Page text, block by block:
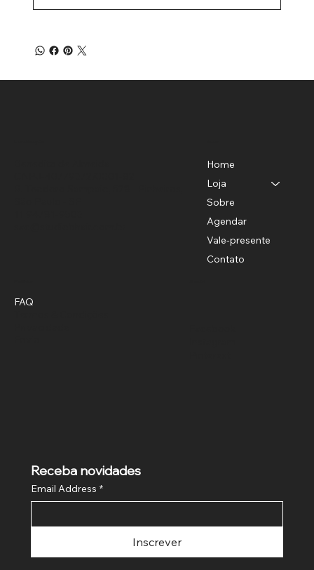
Home
Loja
Sobre
Agendar
Vale-presente
Contato
FAQ
Receba novidades
Email Address *
Inscrever